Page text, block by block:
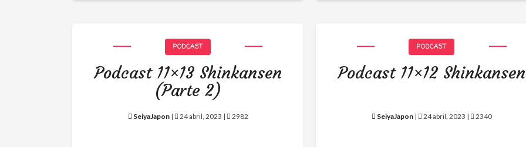
PODCAST
Podcast 11×13 Shinkansen
(Parte 2)
SeiyaJapon| 24 abril, 2023 | 2982
PODCAST
Podcast 11×12 Shinkansen
SeiyaJapon| 24 abril, 2023 | 2340